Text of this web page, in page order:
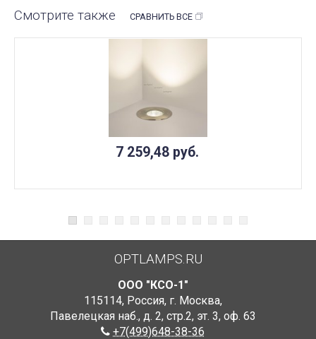
Смотрите также СРАВНИТЬ ВСЕ
7 259,48 руб.
OPTLAMPS.RU
ООО "КСО-1"
115114, Россия, г. Москва,
Павелецкая наб., д. 2, стр.2, эт. 3, оф. 63
+7(499)648-38-36